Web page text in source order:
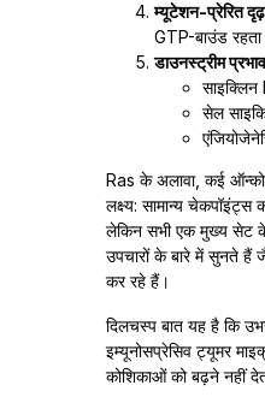
म्यूटेशन-प्रेरित
GTP-बाउंड
डाउनस्ट्रीम
सेल
Ras के अलावा, कई
लक्ष्य: सामान्य
लेकिन सभी एक मुख्य सेट
उपचारों के बारे में सुनते हैं
कर रहे हैं।
दिलचस्प बात यह है कि
इम्यूनोसप्रेसिव ट्यूमर
कोशिकाओं को बढ़ने नहीं